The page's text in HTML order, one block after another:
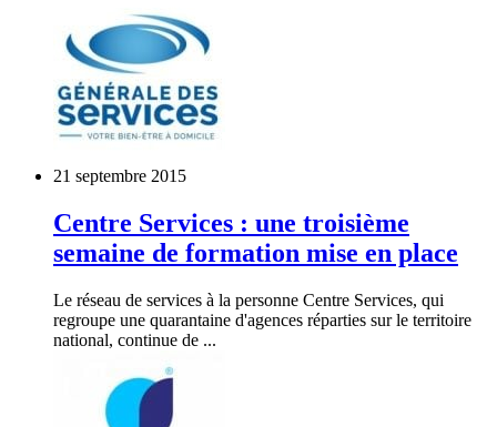
21 septembre 2015
Centre Services : une troisième
semaine de formation mise en place
Le réseau de services à la personne Centre Services, qui
regroupe une quarantaine d'agences réparties sur le territoire
national, continue de ...